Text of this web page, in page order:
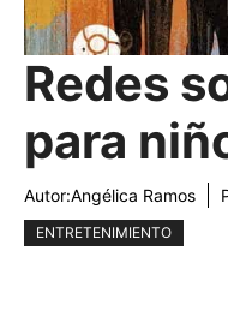
Redes
para
Autor:Angélica Ramos
ENTRETENIMIENTO